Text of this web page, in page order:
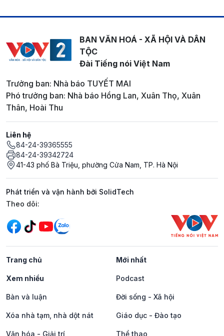
BAN VĂN HOÁ - XÃ HỘI VÀ DÂN
TỘC
Đài Tiếng nói Việt Nam
Trưởng ban: Nhà báo TUYẾT MAI
Phó trưởng ban: Nhà báo Hồng Lan, Xuân Thọ, Xuân
Thân, Hoài Thu
Liên hệ
84-24-39365555
84-24-39342724
41-43 phố Bà Triệu, phường Cửa Nam, TP. Hà Nội
Phát triển và vận hành bởi SolidTech
Mạng xã hội
Theo dõi:
Trang chủ Mới nhất
Xem nhiều Podcast
Bàn và luận Đời sống - Xã hội
Xóa nhà tạm, nhà dột nát Giáo dục - Đào tạo
Văn hóa - Giải trí Thể thao